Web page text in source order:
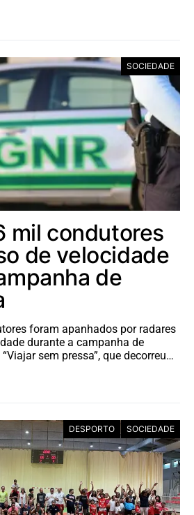
SOCIEDADE
mil condutores
de velocidade
de
foram apanhados por radares
durante a campanha de
sem pressa”, que decorreu…
DESPORTO SOCIEDADE